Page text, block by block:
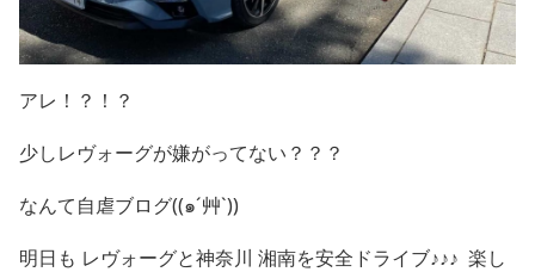
アレ！？！？
少しレヴォーグが嫌がってない？？？
なんて自虐ブログ((๑´艸`))
明日も レヴォーグと神奈川 湘南を安全ドライブ♪♪♪ 楽し